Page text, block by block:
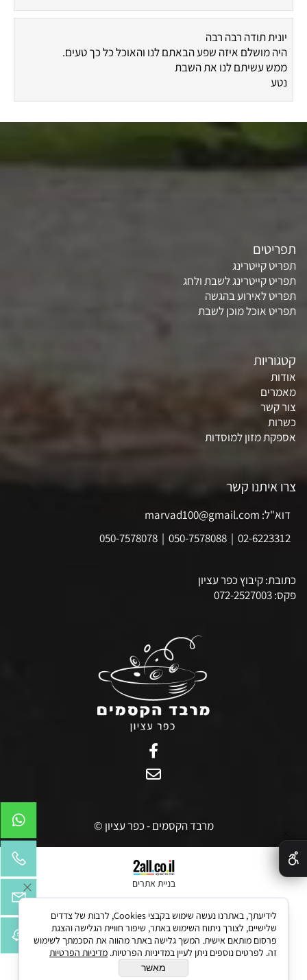
יונית תודה רבה רבה
היה מושלם איזה שפע הבאתם לנו והאוכל כל כך טעים.
ממש עשיתם לנו את השבת
נטע
תפריטים
תפריט קייטרינג
תפריט קייטרינג לשבת ולחג
תפריט לאירוע בהגשה
תפריט אוכל מוכן לשבת
קטגוריות
אודות
מאמרים
צור קשר
כשרות
אספקת מזון למוסדות
צרו איתנו קשר
דוא"ל: marvad100@gmail.com
02-6223312
|
050-7578088
|
050-7578078
כתובת: קיבוץ כפר עציון
פקס: 072-2527003
מרבד הקסמים - כפר עציון ©
בניית אתרים
לידיעתך, באתרנו נעשה שימוש בקבצי Cookies, לרבות של צדדים
שלישיים, לצורך ניתוח השימוש באתר, שיפור חוויית הגלישה והצגת
פרסום מותאם אישית. המשך גלישה באתר מהווה את הסכמתך לשימוש
זה. לפרטים נוספים ניתן לעיין במדיניות הפרטיות. מדיניות הפרטיות
מאשר